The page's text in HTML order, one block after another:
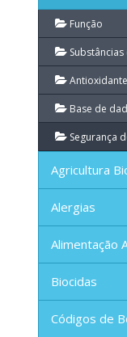
Função
Base de
Segurança
Agricultura
Alergias
Alimentação
Biocidas
Códigos de